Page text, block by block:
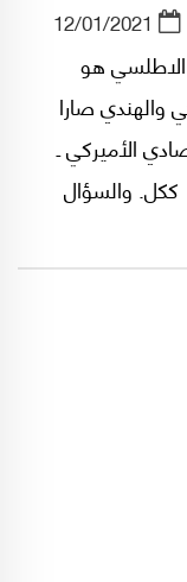
12/01/2021
الاطلسي هو
والهندي صارا
الأميركي ـ
ككل. والسؤال